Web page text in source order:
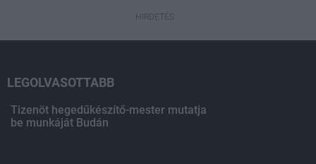
HIRDETÉS
LEGOLVASOTTABB
Tizenöt hegedűkészítő-mester mutatja
be munkáját Budán